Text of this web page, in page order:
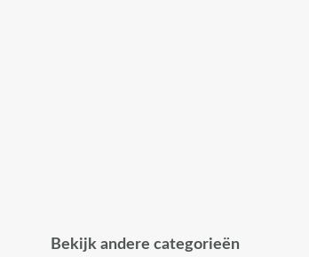
Bekijk andere categorieën